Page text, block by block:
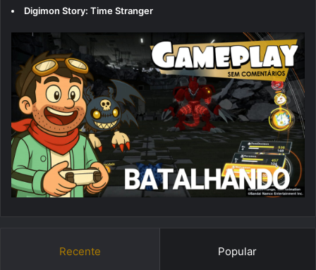
Digimon Story: Time Stranger
Recente Popular